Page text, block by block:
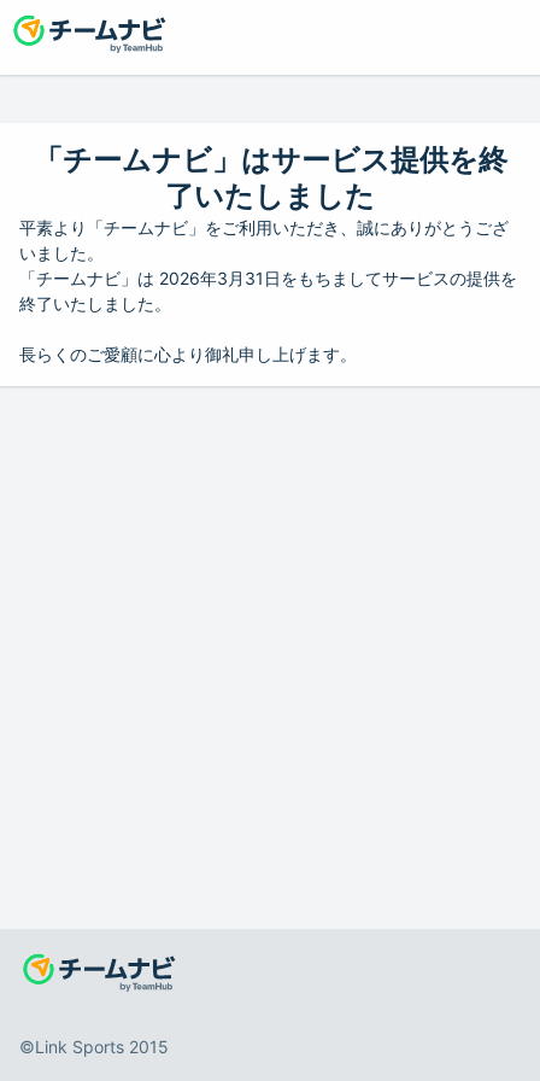
「チームナビ」はサービス提供を終
了いたしました
平素より「チームナビ」をご利用いただき、誠にありがとうござ
いました。
「チームナビ」は 2026年3月31日をもちましてサービスの提供を
終了いたしました。
長らくのご愛顧に心より御礼申し上げます。
©️Link Sports 2015